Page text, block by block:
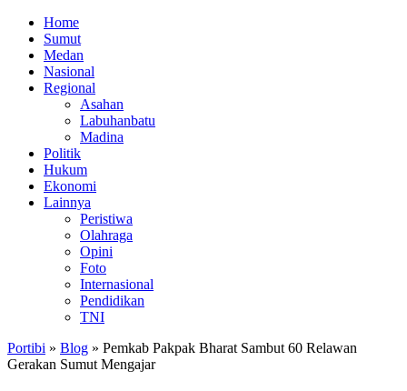
Home
Sumut
Medan
Nasional
Regional
Asahan
Labuhanbatu
Madina
Politik
Hukum
Ekonomi
Lainnya
Peristiwa
Olahraga
Opini
Foto
Internasional
Pendidikan
TNI
Portibi » Blog » Pemkab Pakpak Bharat Sambut 60 Relawan
Gerakan Sumut Mengajar